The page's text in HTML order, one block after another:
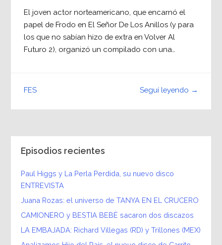
El joven actor norteamericano, que encarnó el
papel de Frodo en El Señor De Los Anillos (y para
los que no sabían hizo de extra en Volver Al
Futuro 2), organizó un compilado con una…
Seguí leyendo →
FES
Episodios recientes
Paul Higgs y La Perla Perdida, su nuevo disco
ENTREVISTA
Juana Rozas: el universo de TANYA EN EL CRUCERO
CAMIONERO y BESTIA BEBÉ sacaron dos discazos
LA EMBAJADA: Richard Villegas (RD) y Trillones (MEX)